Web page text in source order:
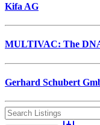
Kifa AG
MULTIVAC: The
Gerhard Schubert